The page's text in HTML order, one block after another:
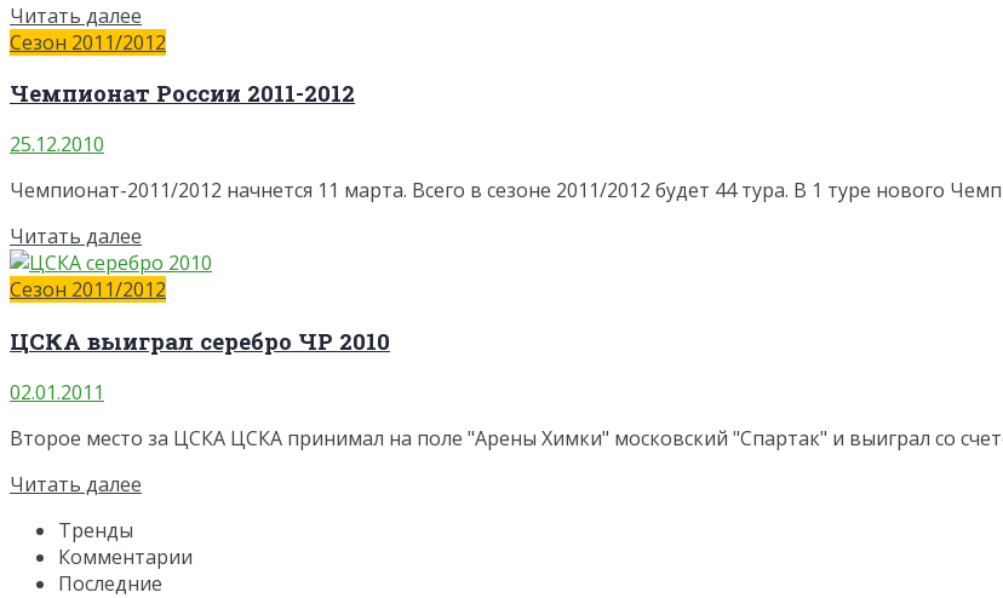
Читать далее
Сезон 2011/2012
Чемпионат России 2011-2012
25.12.2010
Чемпионат-2011/2012 начнется 11 марта. Всего в сезоне 2011/2012 будет 44 тура. В 1 туре нового
Читать далее
Сезон 2011/2012
ЦСКА выиграл серебро ЧР 2010
02.01.2011
Второе место за ЦСКА ЦСКА принимал на поле "Арены Химки" московский "Спартак" и выиграл со
Читать далее
Тренды
Комментарии
Последние